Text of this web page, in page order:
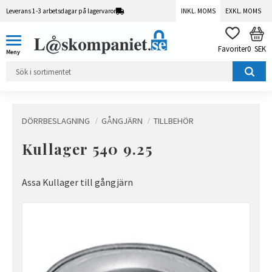
Leverans 1-3 arbetsdagar på lagervaror INKL. MOMS EXKL. MOMS
FAVORITER
0 SEK
DÖRRBESLAGNING GÅNGJÄRN TILLBEHÖR
Kullager 540 9.25
Assa Kullager till gångjärn